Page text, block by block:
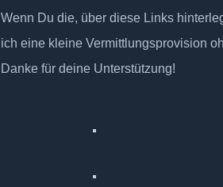
Wenn Du die, über diese Links
ich eine kleine Vermittlungsprovision
Danke für deine Unterstützung!